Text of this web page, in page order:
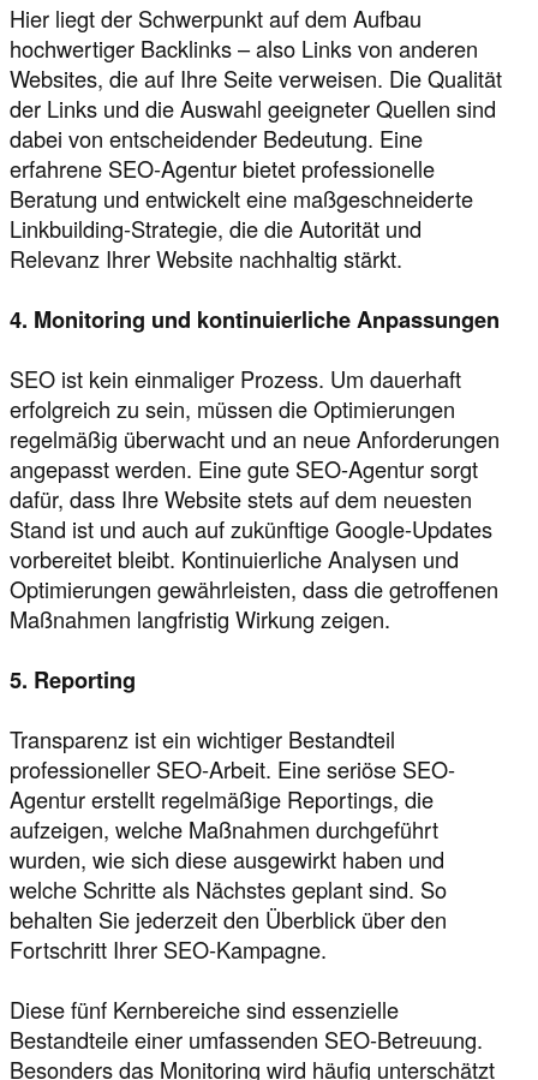
Hier liegt der Schwerpunkt auf dem Aufbau
hochwertiger Backlinks – also Links von anderen
Websites, die auf Ihre Seite verweisen. Die Qualität
der Links und die Auswahl geeigneter Quellen sind
dabei von entscheidender Bedeutung. Eine
erfahrene SEO-Agentur bietet professionelle
Beratung und entwickelt eine maßgeschneiderte
Linkbuilding-Strategie, die die Autorität und
Relevanz Ihrer Website nachhaltig stärkt.
4. Monitoring und kontinuierliche Anpassungen
SEO ist kein einmaliger Prozess. Um dauerhaft
erfolgreich zu sein, müssen die Optimierungen
regelmäßig überwacht und an neue Anforderungen
angepasst werden. Eine gute SEO-Agentur sorgt
dafür, dass Ihre Website stets auf dem neuesten
Stand ist und auch auf zukünftige Google-Updates
vorbereitet bleibt. Kontinuierliche Analysen und
Optimierungen gewährleisten, dass die getroffenen
Maßnahmen langfristig Wirkung zeigen.
5. Reporting
Transparenz ist ein wichtiger Bestandteil
professioneller SEO-Arbeit. Eine seriöse SEO-
Agentur erstellt regelmäßige Reportings, die
aufzeigen, welche Maßnahmen durchgeführt
wurden, wie sich diese ausgewirkt haben und
welche Schritte als Nächstes geplant sind. So
behalten Sie jederzeit den Überblick über den
Fortschritt Ihrer SEO-Kampagne.
Diese fünf Kernbereiche sind essenzielle
Bestandteile einer umfassenden SEO-Betreuung.
Besonders das Monitoring wird häufig unterschätzt